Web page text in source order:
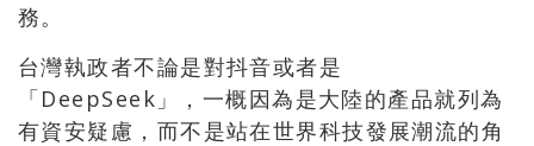
務。
台灣執政者不論是對抖音或者是
「DeepSeek」，一概因為是大陸的產品就列為
有資安疑慮，而不是站在世界科技發展潮流的角